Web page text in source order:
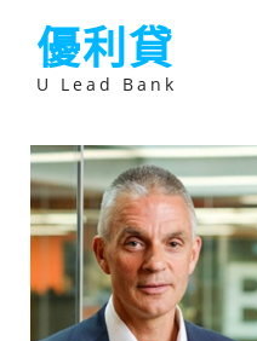
優利貸
U Lead Bank